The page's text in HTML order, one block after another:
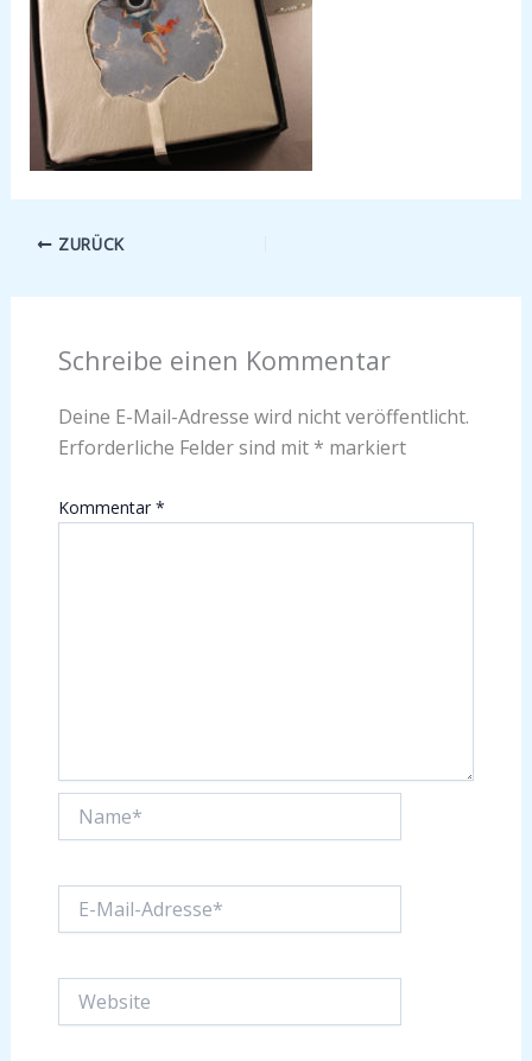
ZURÜCK
Schreibe einen Kommentar
Deine E-Mail-Adresse wird nicht veröffentlicht.
Erforderliche Felder sind mit * markiert
Kommentar *
Mail-